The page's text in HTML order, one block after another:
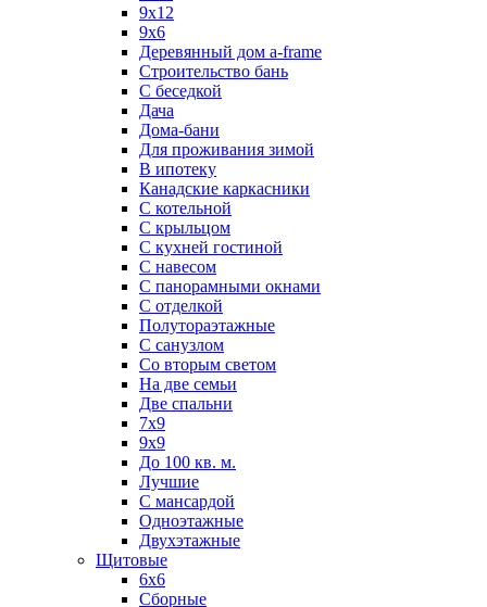
9х12
9х6
Деревянный дом a-frame
Строительство бань
С беседкой
Дача
Дома-бани
Для проживания зимой
В ипотеку
Канадские каркасники
С котельной
С крыльцом
С кухней гостиной
С навесом
С панорамными окнами
С отделкой
Полутораэтажные
С санузлом
Со вторым светом
На две семьи
Две спальни
7х9
9х9
До 100 кв. м.
Лучшие
С мансардой
Одноэтажные
Двухэтажные
Щитовые
6х6
Сборные